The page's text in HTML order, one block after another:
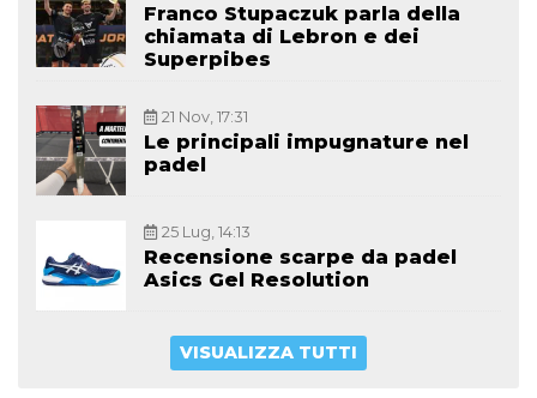
Franco Stupaczuk parla della
chiamata di Lebron e dei
Superpibes
21 Nov, 17:31
Le principali impugnature nel
padel
25 Lug, 14:13
Recensione scarpe da padel
Asics Gel Resolution
VISUALIZZA TUTTI